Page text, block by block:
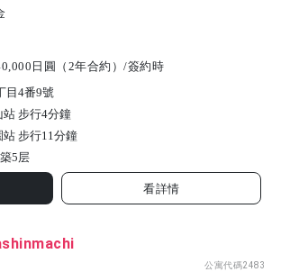
日圓（2年合約）/簽約時
目4番9號
步行4分鐘
步行11分鐘
5层
看詳情
公寓代碼2483